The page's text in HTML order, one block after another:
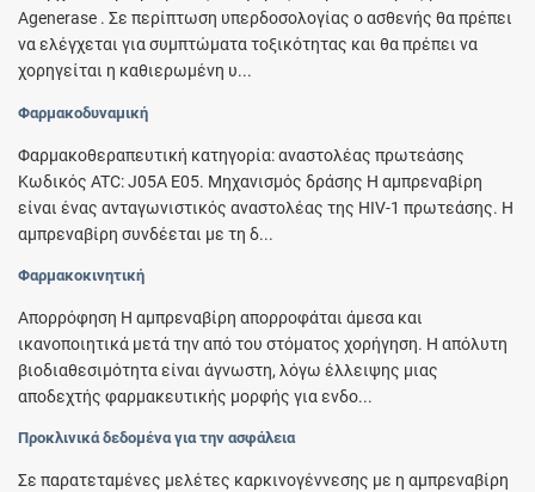
Agenerase . Σε περίπτωση υπερδοσολογίας ο ασθενής θα πρέπει
να ελέγχεται για συμπτώματα τοξικότητας και θα πρέπει να
χορηγείται η καθιερωμένη υ...
Φαρμακοδυναμική
Φαρμακοθεραπευτική κατηγορία: αναστολέας πρωτεάσης
Κωδικός ATC: J05A E05. Μηχανισμός δράσης Η αμπρεναβίρη
είναι ένας ανταγωνιστικός αναστολέας της HIV-1 πρωτεάσης. Η
αμπρεναβίρη συνδέεται με τη δ...
Φαρμακοκινητική
Απορρόφηση Η αμπρεναβίρη απορροφάται άμεσα και
ικανοποιητικά μετά την από του στόματος χορήγηση. Η απόλυτη
βιοδιαθεσιμότητα είναι άγνωστη, λόγω έλλειψης μιας
αποδεχτής φαρμακευτικής μορφής για ενδο...
Προκλινικά δεδομένα για την ασφάλεια
Σε παρατεταμένες μελέτες καρκινογέννεσης με η αμπρεναβίρη